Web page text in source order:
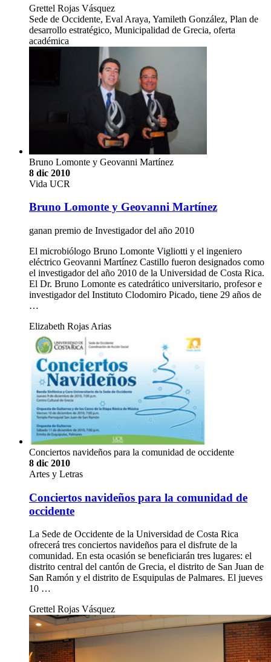
Grettel Rojas Vásquez
Sede de Occidente, Eval Araya, Yamileth González, Plan de
desarrollo estratégico, Municipalidad de Grecia, oferta
académica
Bruno Lomonte y Geovanni Martínez
8 dic 2010
Vida UCR
Bruno Lomonte y Geovanni Martínez
ganan premio de Investigador del año 2010
El microbiólogo Bruno Lomonte Vigliotti y el ingeniero
eléctrico Geovanni Martínez Castillo fueron designados como
el investigador del año 2010 de la Universidad de Costa Rica.
El Dr. Bruno Lomonte es catedrático universitario, profesor e
investigador del Instituto Clodomiro Picado, tiene 29 años de
…
Elizabeth Rojas Arias
Conciertos navideños para la comunidad de occidente
8 dic 2010
Artes y Letras
Conciertos navideños para la comunidad de
occidente
La Sede de Occidente de la Universidad de Costa Rica
ofrecerá tres conciertos navideños para el disfrute de la
comunidad. En esta ocasión se beneficiarán tres lugares: el
distrito central del cantón de Grecia, el distrito de San Juan de
San Ramón y el distrito de Esquipulas de Palmares. El jueves
10 …
Grettel Rojas Vásquez